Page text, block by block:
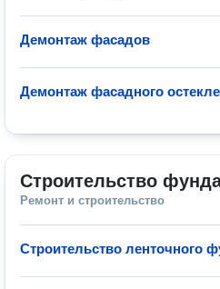
Демонтаж фасадов
Демонтаж фасадного
Строительство
Ремонт и строительство
Строительство ленточного